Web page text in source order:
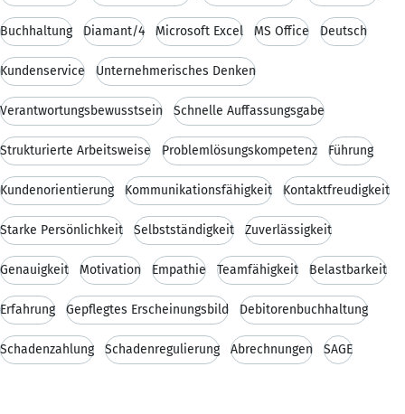
Buchhaltung Diamant/4 Microsoft Excel MS Office Deutsch
Kundenservice Unternehmerisches Denken
Verantwortungsbewusstsein Schnelle Auffassungsgabe
Strukturierte Arbeitsweise Problemlösungskompetenz Führung
Kundenorientierung Kommunikationsfähigkeit Kontaktfreudigkeit
Starke Persönlichkeit Selbstständigkeit Zuverlässigkeit
Genauigkeit Motivation Empathie Teamfähigkeit Belastbarkeit
Erfahrung Gepflegtes Erscheinungsbild Debitorenbuchhaltung
Schadenzahlung Schadenregulierung Abrechnungen SAGE